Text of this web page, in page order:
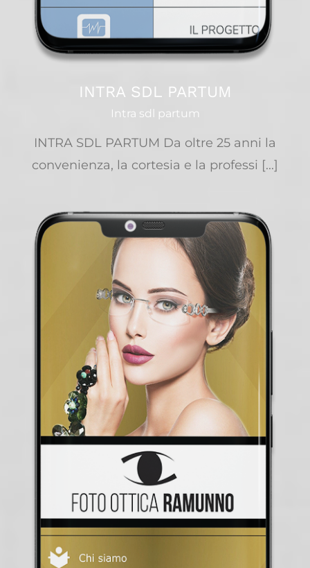
INTRA SDL PARTUM
INTRA SDL PARTUM
Intra sdl partum
INTRA SDL PARTUM Da oltre 25 anni la
convenienza, la cortesia e la professi [...]